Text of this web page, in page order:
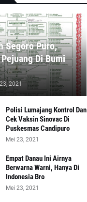
Segoro Puro,
Di Bumi
2021
Polisi Lumajang Kontrol Dan
Cek Vaksin Sinovac Di
Puskesmas Candipuro
Mei 23, 2021
Empat Danau Ini Airnya
Berwarna Warni, Hanya Di
Indonesia Bro
Mei 23, 2021